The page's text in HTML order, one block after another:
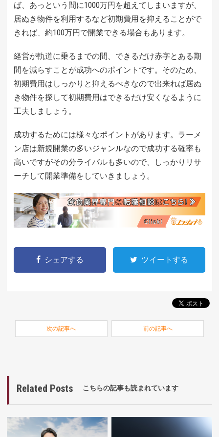
ば、あっという間に1000万円を超えてしまいますが、
居ぬき物件を利用するなど初期費用を抑えることがで
きれば、約100万円で開業できる場合もあります。
経営が軌道に乗るまでの間、できるだけ赤字とある期
間を減らすことが成功へのポイントです。そのため、
初期費用はしっかりと抑えるべきなので出来れば居ぬ
き物件を探して初期費用はできるだけ安くなるように
工夫しましょう。
成功するためには様々なポイントがあります。ラーメ
ン店は新規開業の多いジャンルなので成功する確率も
高いですがその分ライバルも多いので、しっかりリサ
ーチして開業準備をしていきましょう。
シェアする ツイートする
次の記事へ 前の記事へ
Related Posts こちらの記事も読まれています